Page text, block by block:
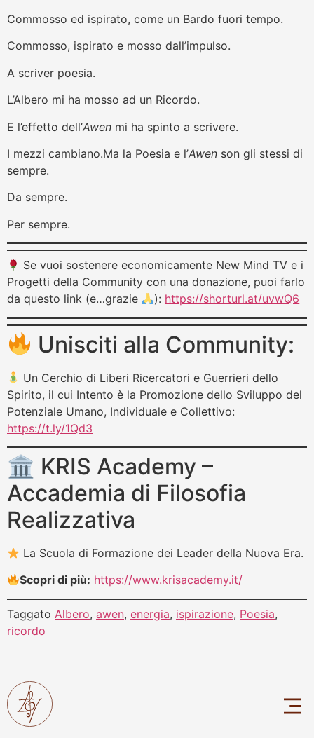
Commosso ed ispirato, come un Bardo fuori tempo.
Commosso, ispirato e mosso dall’impulso.
A scriver poesia.
L’Albero mi ha mosso ad un Ricordo.
E l’effetto dell’Awen mi ha spinto a scrivere.
I mezzi cambiano.Ma la Poesia e l’Awen son gli stessi di
sempre.
Da sempre.
Per sempre.
Se vuoi sostenere economicamente New Mind TV e i
Progetti della Community con una donazione, puoi farlo
da questo link (e…grazie
): https://shorturl.at/uvwQ6
Unisciti alla Community:
Un Cerchio di Liberi Ricercatori e Guerrieri dello
Spirito, il cui Intento è la Promozione dello Sviluppo del
Potenziale Umano, Individuale e Collettivo:
https://t.ly/1Qd3
🏛 KRIS Academy –
Accademia di Filosofia
Realizzativa
La Scuola di Formazione dei Leader della Nuova Era.
Scopri di più: https://www.krisacademy.it/
Taggato Albero, awen, energia, ispirazione, Poesia,
ricordo